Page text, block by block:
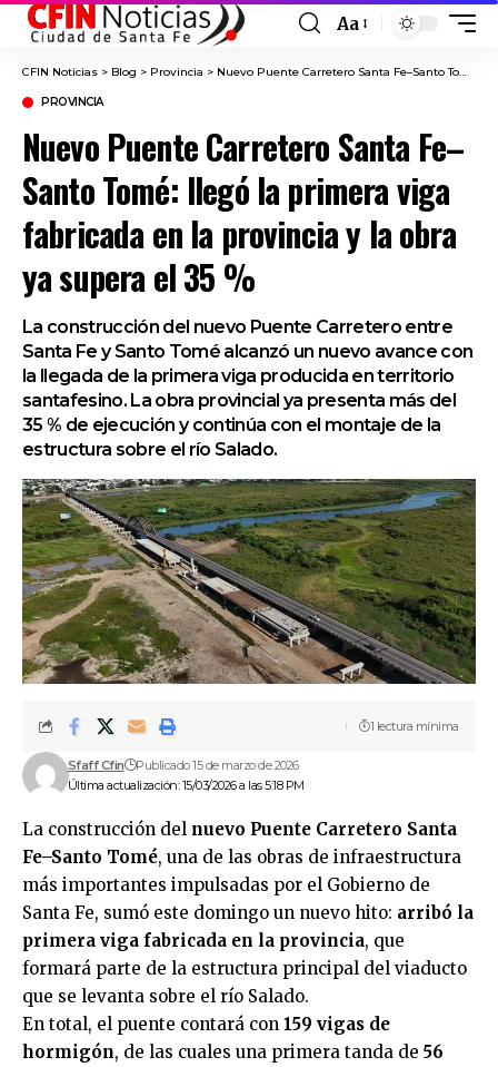
Font
Resizer
Aa
CFIN Noticias > Blog > Provincia > Nuevo Puente Carretero Santa Fe–Santo Tomé: llegó la primera viga fabricada en la provincia y la obra ya supera el 35 %
PROVINCIA
Nuevo Puente Carretero Santa Fe–
Santo Tomé: llegó la primera viga
fabricada en la provincia y la obra
ya supera el 35 %
La construcción del nuevo Puente Carretero entre
Santa Fe y Santo Tomé alcanzó un nuevo avance con
la llegada de la primera viga producida en territorio
santafesino. La obra provincial ya presenta más del
35 % de ejecución y continúa con el montaje de la
estructura sobre el río Salado.
Última actualización: 15/03/2026 a las 5:18 PM
Sfaff Cfin Publicado 15 de marzo de 2026
1 lectura mínima
La construcción del nuevo Puente Carretero Santa
Fe–Santo Tomé, una de las obras de infraestructura
más importantes impulsadas por el Gobierno de
Santa Fe, sumó este domingo un nuevo hito: arribó la
primera viga fabricada en la provincia, que
formará parte de la estructura principal del viaducto
que se levanta sobre el río Salado.
En total, el puente contará con 159 vigas de
hormigón, de las cuales una primera tanda de 56